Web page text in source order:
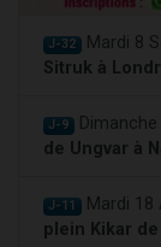
J-32 Mardi 8
Sitruk à
J-9 Dimanche
de Ungvar à
J-11 Mardi 18
plein Kikar de